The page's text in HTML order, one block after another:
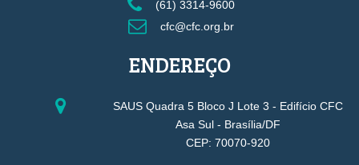
(61) 3314-9600
cfc@cfc.org.br
ENDEREÇO
SAUS Quadra 5 Bloco J Lote 3 - Edifício CFC
Asa Sul - Brasília/DF
CEP: 70070-920